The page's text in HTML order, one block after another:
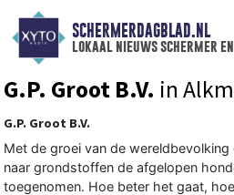
SCHERMERDAGBLAD.NL
lokaal nieuws schermer en
G.P. Groot B.V. in
G.P. Groot B.V.
Met de groei van de
naar grondstoffen de afgelopen
toegenomen. Hoe beter het gaat,